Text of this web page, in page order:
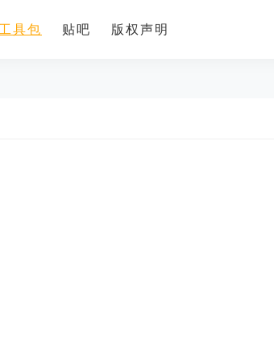
具包 贴吧 版权声明